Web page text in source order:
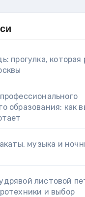
прогулка, которая
образования: как
музыка и
листовой
и выбор